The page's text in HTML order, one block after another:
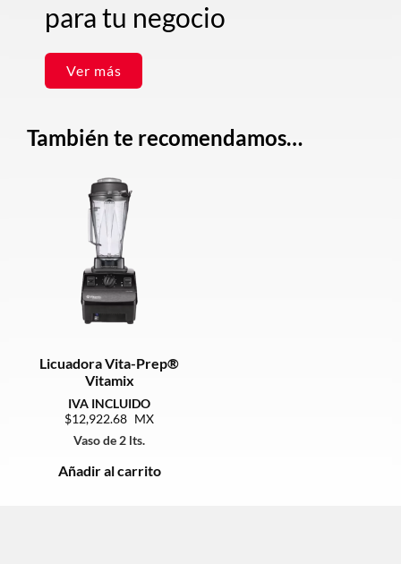
para tu negocio
Ver más
También te recomendamos…
Licuadora Vita-Prep®
Vitamix
12,922.68
Vaso de 2 lts.
Añadir al carrito